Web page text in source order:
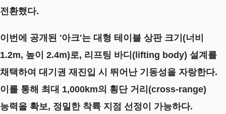
전환했다.
이번에 공개된 '아크'는 대형 테이블 상판 크기(너비
1.2m, 높이 2.4m)로, 리프팅 바디(lifting body) 설계를
채택하여 대기권 재진입 시 뛰어난 기동성을 자랑한다.
이를 통해 최대 1,000km의 횡단 거리(cross-range)
능력을 확보, 정밀한 착륙 지점 선정이 가능하다.